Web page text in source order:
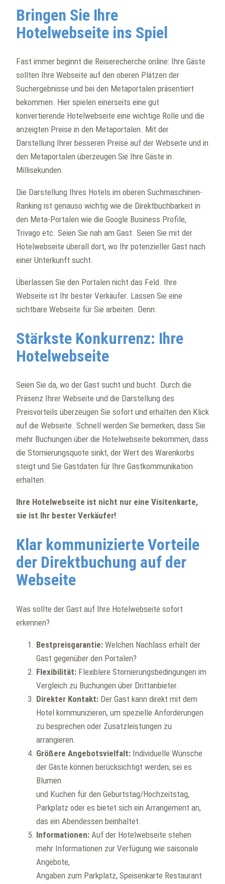
Bringen Sie Ihre
Hotelwebseite ins Spiel
Fast immer beginnt die Reiserecherche online: Ihre Gäste
sollten Ihre Webseite auf den oberen Plätzen der
Suchergebnisse und bei den Metaportalen präsentiert
bekommen. Hier spielen einerseits eine gut
konvertierende Hotelwebseite eine wichtige Rolle und die
anzeigten Preise in den Metaportalen. Mit der
Darstellung Ihrer besseren Preise auf der Webseite und in
den Metaportalen überzeugen Sie Ihre Gäste in
Millisekunden.
Die Darstellung Ihres Hotels im oberen Suchmaschinen-
Ranking ist genauso wichtig wie die Direktbuchbarkeit in
den Meta-Portalen wie die Google Business Profile,
Trivago etc. Seien Sie nah am Gast. Seien Sie mit der
Hotelwebseite überall dort, wo Ihr potenzieller Gast nach
einer Unterkunft sucht.
Überlassen Sie den Portalen nicht das Feld. Ihre
Webseite ist Ihr bester Verkäufer. Lassen Sie eine
sichtbare Webseite für Sie arbeiten. Denn:
Stärkste Konkurrenz: Ihre
Hotelwebseite
Seien Sie da, wo der Gast sucht und bucht. Durch die
Präsenz Ihrer Webseite und die Darstellung des
Preisvorteils überzeugen Sie sofort und erhalten den Klick
auf die Webseite. Schnell werden Sie bemerken, dass Sie
mehr Buchungen über die Hotelwebseite bekommen, dass
die Stornierungsquote sinkt, der Wert des Warenkorbs
steigt und Sie Gastdaten für Ihre Gastkommunikation
erhalten.
Ihre Hotelwebseite ist nicht nur eine Visitenkarte,
sie ist Ihr bester Verkäufer!
Klar kommunizierte Vorteile
der Direktbuchung auf der
Webseite
Was sollte der Gast auf Ihre Hotelwebseite sofort
erkennen?
Bestpreisgarantie: Welchen Nachlass erhält der
Gast gegenüber den Portalen?
Flexibilität: Flexiblere Stornierungsbedingungen im
Vergleich zu Buchungen über Drittanbieter.
Direkter Kontakt: Der Gast kann direkt mit dem
Hotel kommunizieren, um spezielle Anforderungen
zu besprechen oder Zusatzleistungen zu
arrangieren.
Größere Angebotsvielfalt: Individuelle Wünsche
der Gäste können berücksichtigt werden; sei es
Blumen
und Kuchen für den Geburtstag/Hochzeitstag,
Parkplatz oder es bietet sich ein Arrangement an,
das ein Abendessen beinhaltet.
Informationen: Auf der Hotelwebseite stehen
mehr Informationen zur Verfügung wie saisonale
Angebote,
Angaben zum Parkplatz, Speisenkarte Restaurant